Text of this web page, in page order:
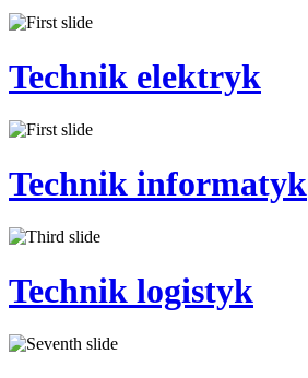
Technik elektryk
Technik informatyk
Technik logistyk